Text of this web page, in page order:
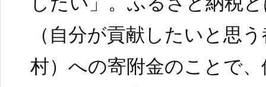
（自分が貢献したいと思
村）への寄附金のことで